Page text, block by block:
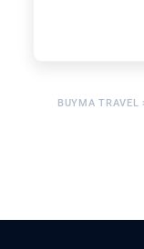
私は日系大
レクターを
そして２０
馴染みがなく
BUYMA TRAVEL